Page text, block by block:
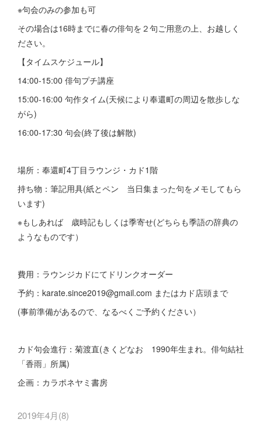
※句会のみの参加も可
その場合は16時までに春の俳句を２句ご用意の上、お越しく
ださい。
【タイムスケジュール】
14:00-15:00 俳句プチ講座
15:00-16:00 句作タイム(天候により奉還町の周辺を散歩しな
がら)
16:00-17:30 句会(終了後は解散)
場所：奉還町4丁目ラウンジ・カド1階
持ち物：筆記用具(紙とペン 当日集まった句をメモしてもら
います)
※もしあれば 歳時記もしくは季寄せ(どちらも季語の辞典の
ようなものです）
費用：ラウンジカドにてドリンクオーダー
予約：karate.since2019@gmail.com またはカド店頭まで
(事前準備があるので、なるべくご予約ください）
カド句会進行：菊渡直(きくどなお 1990年生まれ。俳句結社
「香雨」所属)
企画：カラポネヤミ書房
2019年4月(8)